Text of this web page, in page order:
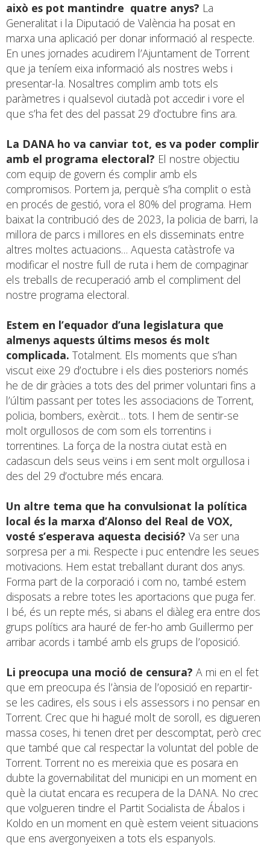
això es pot mantindre quatre anys? La
Generalitat i la Diputació de València ha posat en
marxa una aplicació per donar informació al respecte.
En unes jornades acudirem l’Ajuntament de Torrent
que ja teníem eixa informació als nostres webs i
presentar-la. Nosaltres complim amb tots els
paràmetres i qualsevol ciutadà pot accedir i vore el
que s’ha fet des del passat 29 d’octubre fins ara.
La DANA ho va canviar tot, es va poder complir
amb el programa electoral? El nostre objectiu
com equip de govern és complir amb els
compromisos. Portem ja, perquè s’ha complit o està
en procés de gestió, vora el 80% del programa. Hem
baixat la contribució des de 2023, la policia de barri, la
millora de parcs i millores en els disseminats entre
altres moltes actuacions… Aquesta catàstrofe va
modificar el nostre full de ruta i hem de compaginar
els treballs de recuperació amb el compliment del
nostre programa electoral.
Estem en l’equador d’una legislatura que
almenys aquests últims mesos és molt
complicada. Totalment. Els moments que s’han
viscut eixe 29 d’octubre i els dies posteriors només
he de dir gràcies a tots des del primer voluntari fins a
l’últim passant per totes les associacions de Torrent,
policia, bombers, exèrcit… tots. I hem de sentir-se
molt orgullosos de com som els torrentins i
torrentines. La força de la nostra ciutat està en
cadascun dels seus veïns i em sent molt orgullosa i
des del 29 d’octubre més encara.
Un altre tema que ha convulsionat la política
local és la marxa d’Alonso del Real de VOX,
vosté s’esperava aquesta decisió? Va ser una
sorpresa per a mi. Respecte i puc entendre les seues
motivacions. Hem estat treballant durant dos anys.
Forma part de la corporació i com no, també estem
disposats a rebre totes les aportacions que puga fer.
I bé, és un repte més, si abans el diàleg era entre dos
grups polítics ara hauré de fer-ho amb Guillermo per
arribar acords i també amb els grups de l’oposició.
Li preocupa una moció de censura? A mi en el fet
que em preocupa és l’ànsia de l’oposició en repartir-
se les cadires, els sous i els assessors i no pensar en
Torrent. Crec que hi hagué molt de soroll, es digueren
massa coses, hi tenen dret per descomptat, però crec
que també que cal respectar la voluntat del poble de
Torrent. Torrent no es mereixia que es posara en
dubte la governabilitat del municipi en un moment en
què la ciutat encara es recupera de la DANA. No crec
que volgueren tindre el Partit Socialista de Ábalos i
Koldo en un moment en què estem veient situacions
que ens avergonyeixen a tots els espanyols.